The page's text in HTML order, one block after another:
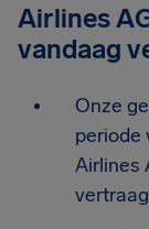
Airlines
vandaag
Onze
periode
Airlines